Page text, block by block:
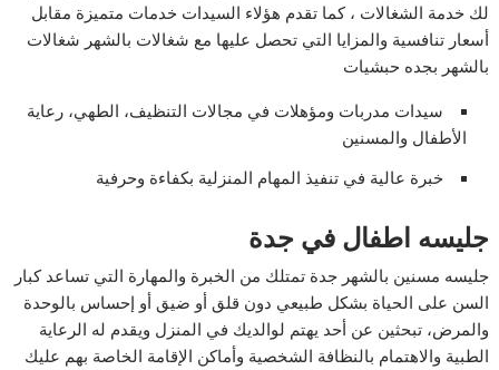
لك خدمة الشغالات ، كما تقدم هؤلاء السيدات خدمات متميزة مقابل
أسعار تنافسية والمزايا التي تحصل عليها مع شغالات بالشهر شغالات
بالشهر بجده حبشيات
سيدات مدربات ومؤهلات في مجالات التنظيف، الطهي، رعاية
الأطفال والمسنين
خبرة عالية في تنفيذ المهام المنزلية بكفاءة وحرفية
جليسه اطفال في جدة
جليسه مسنين بالشهر جدة تمتلك من الخبرة والمهارة التي تساعد كبار
السن على الحياة بشكل طبيعي دون قلق أو ضيق أو إحساس بالوحدة
والمرض، تبحثين عن أحد يهتم لوالديك في المنزل ويقدم له الرعاية
الطبية والاهتمام بالنظافة الشخصية وأماكن الإقامة الخاصة بهم عليك